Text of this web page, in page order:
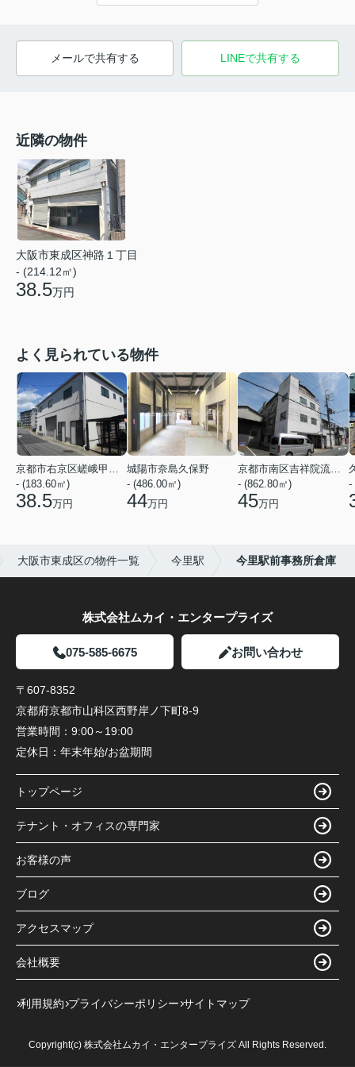
メールで共有する LINEで共有する
近隣の物件
大阪市東成区神路１丁目
- (214.12㎡)
38.5万円
よく見られている物件
京都市右京区嵯峨甲塚町
- (183.60㎡)
38.5万円
城陽市奈島久保野
- (486.00㎡)
44万円
京都市南区吉祥院流作町
- (862.80㎡)
45万円
-
大阪市東成区の物件一覧 今里駅 今里駅前事務所倉庫
株式会社ムカイ・エンタープライズ
075-585-6675 お問い合わせ
〒607-8352
京都府京都市山科区西野岸ノ下町8-9
営業時間： 9:00～19:00
定休日： 年末年始/お盆期間
トップページ
テナント・オフィスの専門家
お客様の声
ブログ
アクセスマップ
会社概要
利用規約 プライバシーポリシー サイトマップ
Copyright(c) 株式会社ムカイ・エンタープライズ All Rights Reserved.